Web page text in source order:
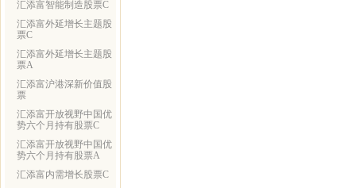
汇添富智能制造股票C
汇添富外延增长主题股
票C
汇添富外延增长主题股
票A
汇添富沪港深新价值股
票
汇添富开放视野中国优
势六个月持有股票C
汇添富开放视野中国优
势六个月持有股票A
汇添富内需增长股票C